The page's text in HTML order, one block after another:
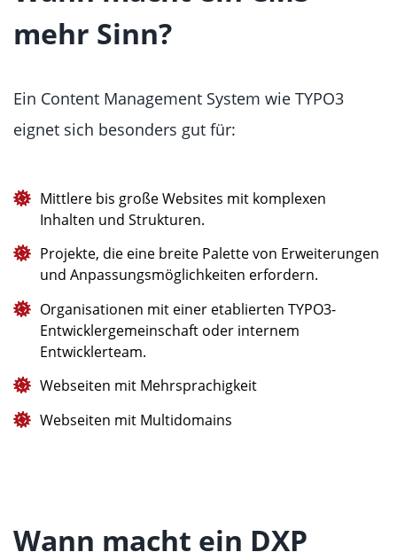
mehr Sinn?
Ein Content Management System wie TYPO3
eignet sich besonders gut für:
Mittlere bis große Websites mit komplexen
Inhalten und Strukturen.
Projekte, die eine breite Palette von Erweiterungen
und Anpassungsmöglichkeiten erfordern.
Organisationen mit einer etablierten TYPO3-
Entwicklergemeinschaft oder internem
Entwicklerteam.
Webseiten mit Mehrsprachigkeit
Webseiten mit Multidomains
Wann macht ein DXP